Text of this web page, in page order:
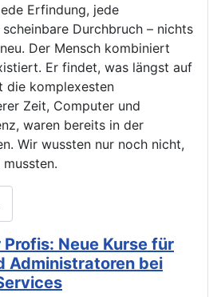
Erfindung, jede
Durchbruch – nichts
Der Mensch kombiniert
Er findet, was längst auf
die komplexesten
Zeit, Computer und
waren bereits in der
Wir wussten nur noch nicht,
Neue Kurse für
Administratoren bei